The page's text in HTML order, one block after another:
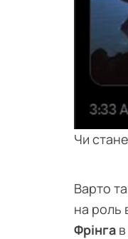
Чи
Варто
на роль
Фрінга